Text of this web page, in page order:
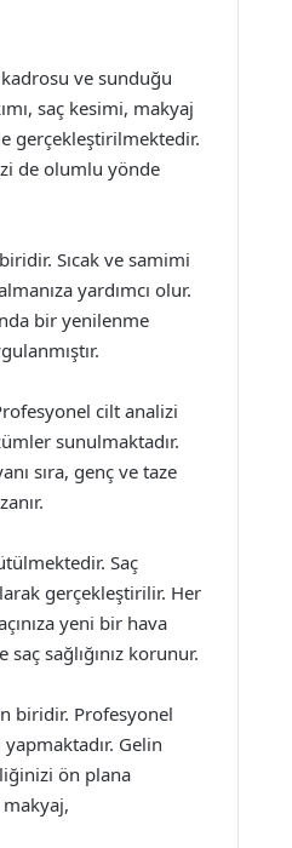
ve sunduğu
saç kesimi, makyaj
gerçekleştirilmektedir.
de olumlu yönde
Sıcak ve samimi
yardımcı olur.
bir yenilenme
cilt analizi
sunulmaktadır.
sıra, genç ve taze
Saç
gerçekleştirilir. Her
yeni bir hava
sağlığınız korunur.
biridir. Profesyonel
Gelin
ön plana